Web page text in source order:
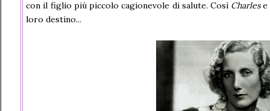
con il figlio più piccolo cagionevole di salute. Così Charlese
loro destino...